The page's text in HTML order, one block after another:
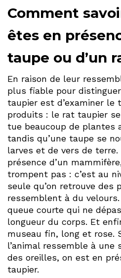
Comment
êtes en
taupe ou d’un
En raison de leur
plus fiable pour
taupier est d’examiner le
produits : le rat taupier
tue beaucoup de plantes
tandis qu’une taupe se
larves et de vers de
présence d’un
trompent pas : c’est au
seule qu’on retrouve des
ressemblent à du velours.
queue courte qui ne
longueur du corps. Et
museau fin, long et rose.
l’animal ressemble à une
des oreilles, on est en
taupier.